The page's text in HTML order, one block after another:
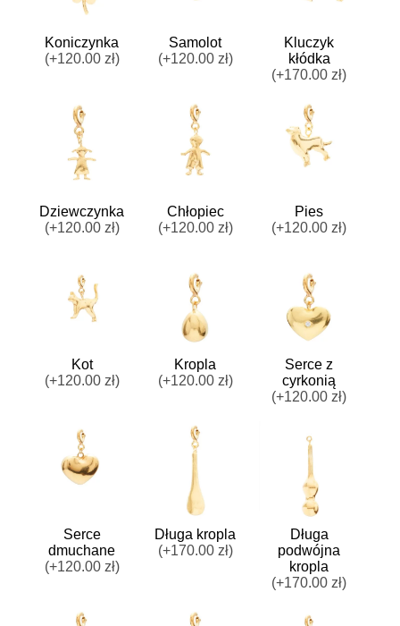
Koniczynka
(+120.00 zł)
Samolot
(+120.00 zł)
Kluczyk
kłódka
(+170.00 zł)
Dziewczynka
(+120.00 zł)
Chłopiec
(+120.00 zł)
Pies
(+120.00 zł)
Kot
(+120.00 zł)
Kropla
(+120.00 zł)
Serce z
cyrkonią
(+120.00 zł)
Serce
dmuchane
(+120.00 zł)
Długa kropla
(+170.00 zł)
Długa
podwójna
kropla
(+170.00 zł)